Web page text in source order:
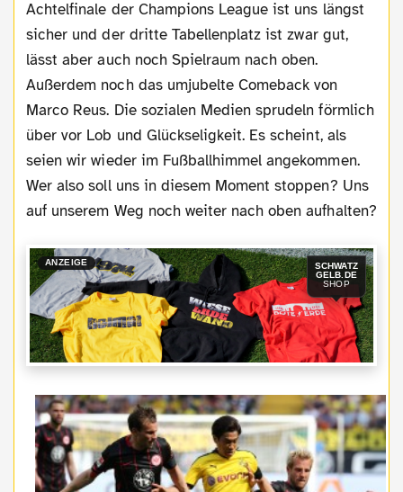
Achtelfinale der Champions League ist uns längst
sicher und der dritte Tabellenplatz ist zwar gut,
lässt aber auch noch Spielraum nach oben.
Außerdem noch das umjubelte Comeback von
Marco Reus. Die sozialen Medien sprudeln förmlich
über vor Lob und Glückseligkeit. Es scheint, als
seien wir wieder im Fußballhimmel angekommen.
Wer also soll uns in diesem Moment stoppen? Uns
auf unserem Weg noch weiter nach oben aufhalten?
ANZEIGE
SCHWATZ
GELB.DE
SHOP